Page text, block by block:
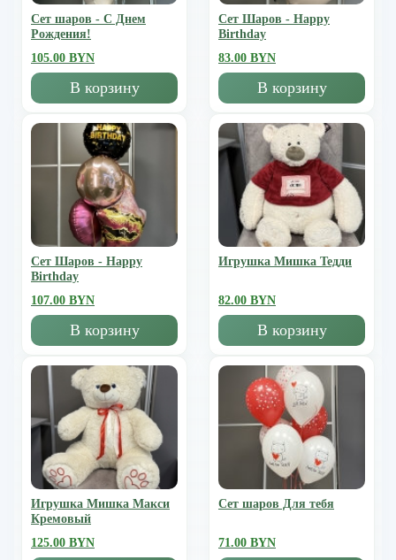
Сет шаров - С Днем
Рождения!
105.00 BYN
В корзину
Сет Шаров - Happy
Birthday
83.00 BYN
В корзину
Сет Шаров - Happy
Birthday
107.00 BYN
В корзину
Игрушка Мишка Тедди
82.00 BYN
В корзину
Игрушка Мишка Mакси
Кремовый
125.00 BYN
Сет шаров Для тебя
71.00 BYN